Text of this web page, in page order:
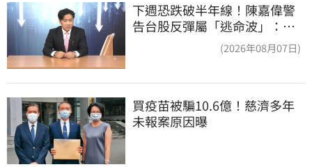
下週恐跌破半年線！陳嘉偉警
告台股反彈屬「逃命波」：空
(2026年08月07日)
買疫苗被騙10.6億！慈濟多年
未報案原因曝